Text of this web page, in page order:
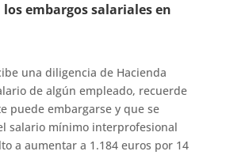
los embargos salariales en
una diligencia de Hacienda
de algún empleado, recuerde
puede embargarse y que se
salario mínimo interprofesional
a aumentar a 1.184 euros por 14